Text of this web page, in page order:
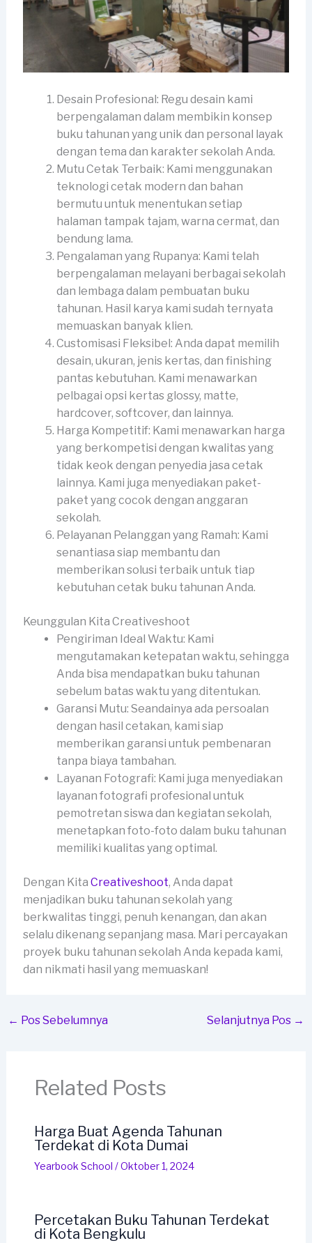
Desain Profesional: Regu desain kami
berpengalaman dalam membikin konsep
buku tahunan yang unik dan personal layak
dengan tema dan karakter sekolah Anda.
Mutu Cetak Terbaik: Kami menggunakan
teknologi cetak modern dan bahan
bermutu untuk menentukan setiap
halaman tampak tajam, warna cermat, dan
bendung lama.
Pengalaman yang Rupanya: Kami telah
berpengalaman melayani berbagai sekolah
dan lembaga dalam pembuatan buku
tahunan. Hasil karya kami sudah ternyata
memuaskan banyak klien.
Customisasi Fleksibel: Anda dapat memilih
desain, ukuran, jenis kertas, dan finishing
pantas kebutuhan. Kami menawarkan
pelbagai opsi kertas glossy, matte,
hardcover, softcover, dan lainnya.
Harga Kompetitif: Kami menawarkan harga
yang berkompetisi dengan kwalitas yang
tidak keok dengan penyedia jasa cetak
lainnya. Kami juga menyediakan paket-
paket yang cocok dengan anggaran
sekolah.
Pelayanan Pelanggan yang Ramah: Kami
senantiasa siap membantu dan
memberikan solusi terbaik untuk tiap
kebutuhan cetak buku tahunan Anda.
Keunggulan Kita Creativeshoot
Pengiriman Ideal Waktu: Kami
mengutamakan ketepatan waktu, sehingga
Anda bisa mendapatkan buku tahunan
sebelum batas waktu yang ditentukan.
Garansi Mutu: Seandainya ada persoalan
dengan hasil cetakan, kami siap
memberikan garansi untuk pembenaran
tanpa biaya tambahan.
Layanan Fotografi: Kami juga menyediakan
layanan fotografi profesional untuk
pemotretan siswa dan kegiatan sekolah,
menetapkan foto-foto dalam buku tahunan
memiliki kualitas yang optimal.
Dengan Kita Creativeshoot, Anda dapat
menjadikan buku tahunan sekolah yang
berkwalitas tinggi, penuh kenangan, dan akan
selalu dikenang sepanjang masa. Mari percayakan
proyek buku tahunan sekolah Anda kepada kami,
dan nikmati hasil yang memuaskan!
← Pos Sebelumnya Selanjutnya Pos →
Related Posts
Harga Buat Agenda Tahunan
Terdekat di Kota Dumai
Yearbook School /Oktober 1, 2024
Percetakan Buku Tahunan Terdekat
di Kota Bengkulu